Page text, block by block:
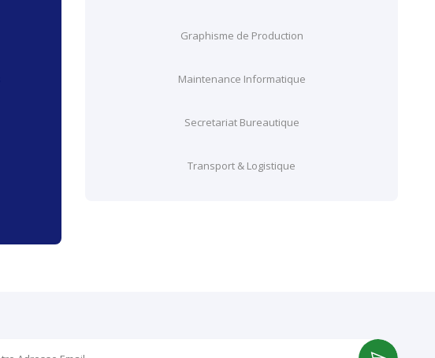
Graphisme de Production
Maintenance Informatique
Secretariat Bureautique
Transport & Logistique